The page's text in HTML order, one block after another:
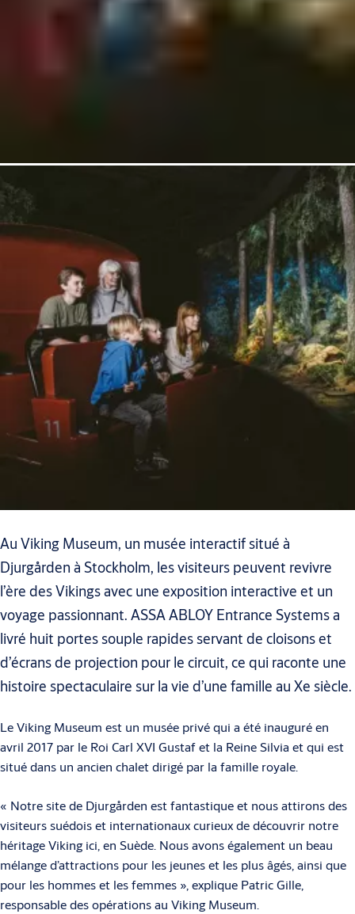
Au Viking Museum, un musée interactif situé à
Djurgården à Stockholm, les visiteurs peuvent revivre
l’ère des Vikings avec une exposition interactive et un
voyage passionnant. ASSA ABLOY Entrance Systems a
livré huit portes souple rapides servant de cloisons et
d’écrans de projection pour le circuit, ce qui raconte une
histoire spectaculaire sur la vie d’une famille au Xe siècle.
Le Viking Museum est un musée privé qui a été inauguré en
avril 2017 par le Roi Carl XVI Gustaf et la Reine Silvia et qui est
situé dans un ancien chalet dirigé par la famille royale.
« Notre site de Djurgården est fantastique et nous attirons des
visiteurs suédois et internationaux curieux de découvrir notre
héritage Viking ici, en Suède. Nous avons également un beau
mélange d’attractions pour les jeunes et les plus âgés, ainsi que
pour les hommes et les femmes », explique Patric Gille,
responsable des opérations au Viking Museum.